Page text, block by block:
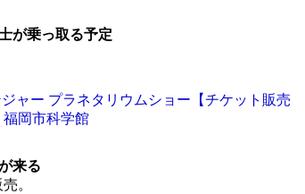
が乗っ取る予定
ャー プラネタリウムショー【チケット販売
岡市科学館
来る
。